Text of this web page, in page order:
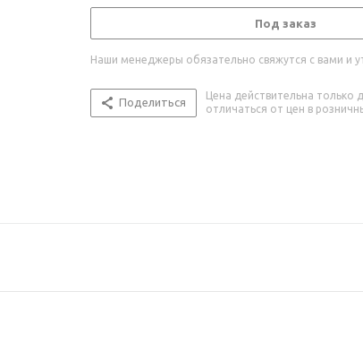
Под заказ
Наши менеджеры обязательно свяжутся с вами и
Поделиться
Цена действительна только
отличаться от цен в